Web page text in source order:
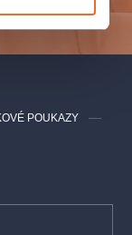
úrovně
POUKAZY